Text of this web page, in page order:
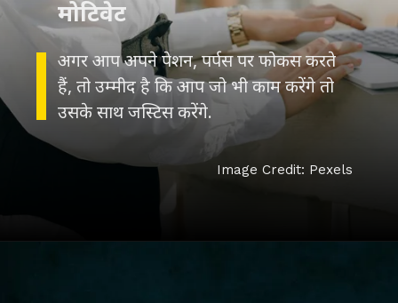
अगर आप अपने पेशन, पर्पस पर फोकस करते
हैं, तो उम्मीद है कि आप जो भी काम करेंगे तो
मोटिवेट
Image Credit: Pexels